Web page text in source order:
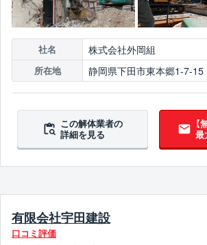
社名 株式会社外岡組
所在地 静岡県下田市東本郷1-7-15
この解体業者の
詳細を見る
【
最
有限会社宇田建設
口コミ評価